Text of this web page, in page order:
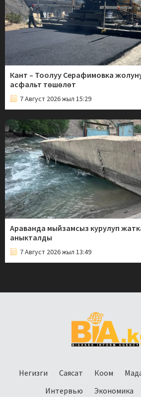
Кант – Тоолуу Серафимовка
асфальт төшөлөт
7 Август 2026 жыл 15:29
Араванда мыйзамсыз курулуп
аныкталды
7 Август 2026 жыл 13:49
Негизги Саясат Коом
Интервью
Экономика